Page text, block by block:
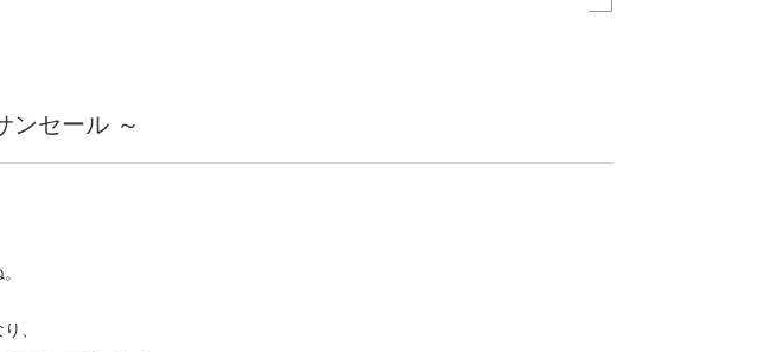
ンセール ～
、